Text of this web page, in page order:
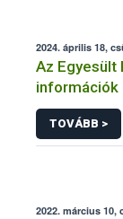
2024. április 18,
Az Egyesült
információk
TOVÁBB >
2022. március 10,